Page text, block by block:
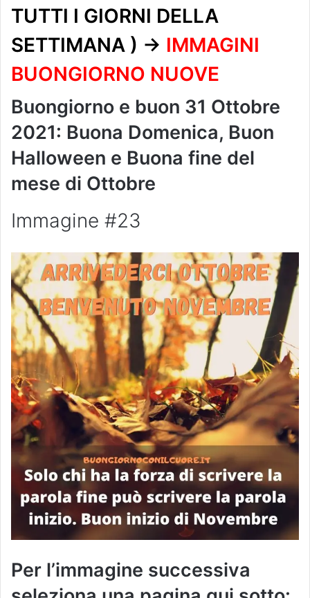
TUTTI I GIORNI DELLA
SETTIMANA ) -> IMMAGINI
BUONGIORNO NUOVE
Buongiorno e buon 31 Ottobre
2021: Buona Domenica, Buon
Halloween e Buona fine del
mese di Ottobre
Immagine #23
Per l’immagine successiva